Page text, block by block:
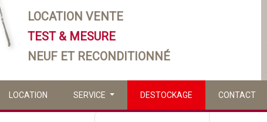
LOCATION VENTE
TEST & MESURE
NEUF ET RECONDITIONNÉ
LOCATION SERVICE DESTOCKAGE CONTACT